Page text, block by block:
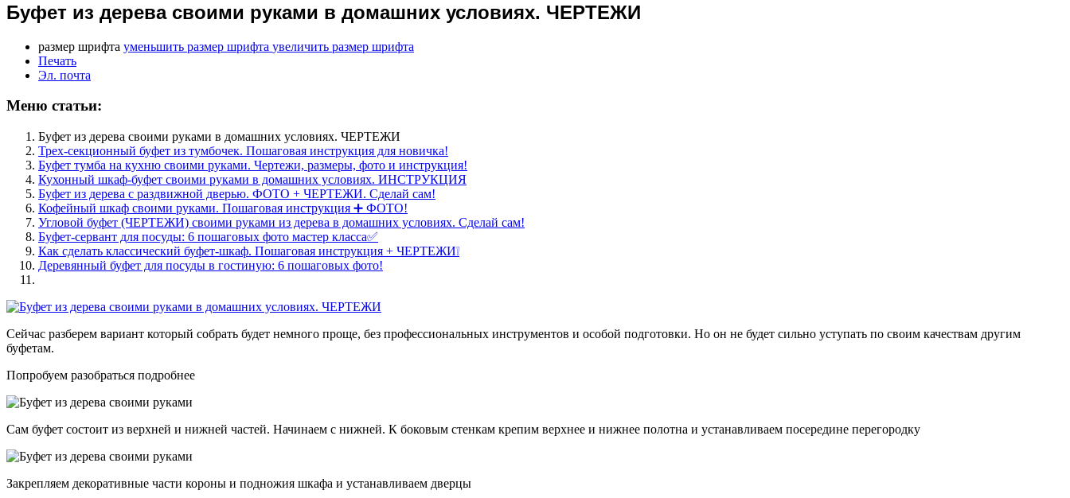
Буфет из дерева своими руками в домашних условиях. ЧЕРТЕЖИ
размер шрифта уменьшить размер шрифта увеличить размер шрифта
Печать
Эл. почта
Меню статьи:
Буфет из дерева своими руками в домашних условиях. ЧЕРТЕЖИ
Трех-секционный буфет из тумбочек. Пошаговая инструкция для новичка!
Буфет тумба на кухню своими руками. Чертежи, размеры, фото и инструкция!
Кухонный шкаф-буфет своими руками в домашних условиях. ИНСТРУКЦИЯ
Буфет из дерева с раздвижной дверью. ФОТО + ЧЕРТЕЖИ. Сделай сам!
Кофейный шкаф своими руками. Пошаговая инструкция ➕ ФОТО!
Угловой буфет (ЧЕРТЕЖИ) своими руками из дерева в домашних условиях. Сделай сам!
Буфет-сервант для посуды: 6 пошаговых фото мастер класса✅
Как сделать классический буфет-шкаф. Пошаговая инструкция + ЧЕРТЕЖИ❕
Деревянный буфет для посуды в гостиную: 6 пошаговых фото!
Сейчас разберем вариант который собрать будет немного проще, без профессиональных инструментов и особой подготовки. Но он не будет сильно уступать по своим качествам другим
буфетам.
Попробуем разобраться подробнее
Сам буфет состоит из верхней и нижней частей. Начинаем с нижней. К боковым стенкам крепим верхнее и нижнее полотна и устанавливаем посередине перегородку
Закрепляем декоративные части короны и подножия шкафа и устанавливаем дверцы